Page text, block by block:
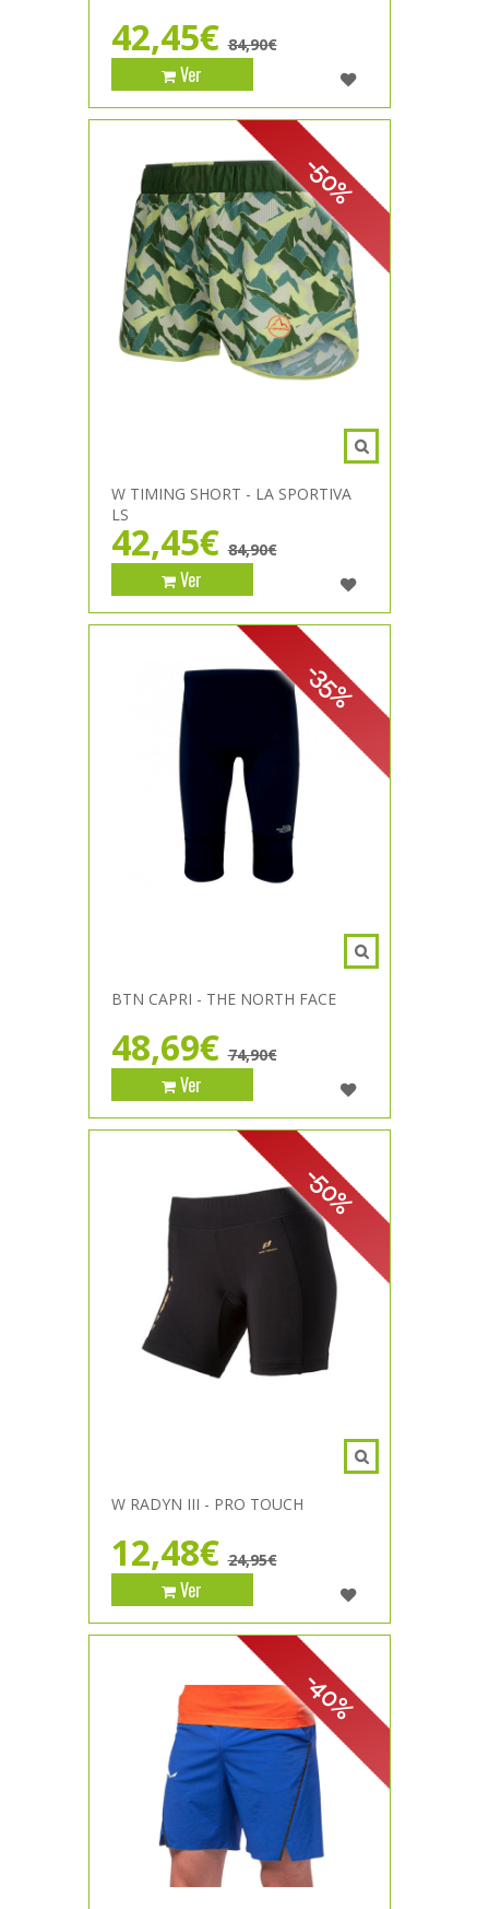
42,45€ 84,90€
Ver
-50%
W TIMING SHORT - LA SPORTIVA
LS
42,45€ 84,90€
Ver
-35%
BTN CAPRI - THE NORTH FACE
48,69€ 74,90€
Ver
-50%
W RADYN III - PRO TOUCH
12,48€ 24,95€
Ver
-40%